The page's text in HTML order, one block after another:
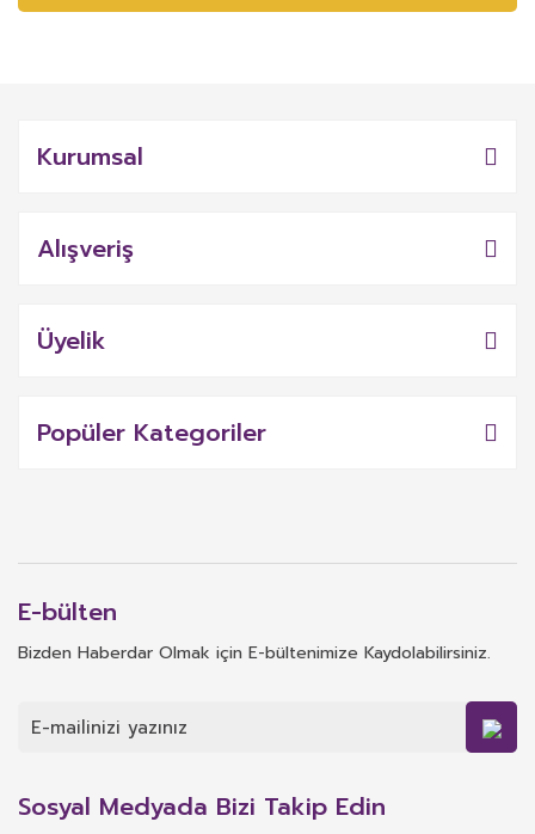
Kurumsal
Alışveriş
Üyelik
Popüler Kategoriler
E-bülten
Bizden Haberdar Olmak için E-bültenimize Kaydolabilirsiniz.
Sosyal Medyada Bizi Takip Edin